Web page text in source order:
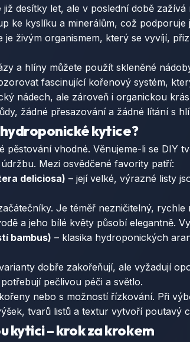
desítky let, ale v poslední době
ke kyslíku a minerálům, což
živým organismem, který se vyvíjí,
a hlíny můžete použít skleněné
fascinující kořenový systém,
nádech, ale zároveň i organickou
žádné přesazování a žádné lítání s
kytice?
vhodné. Věnujeme-li se DIY
Mezi osvědčené favority patří:
deliciosa) – její velké, výrazné listy
Je téměř nezničitelný,
a jeho bílé květy působí elegantně.
bambus) – klasika hydroponických
dobře zakořeňují, ale vyžadují
pečlivou péči a světlo.
nebo s možností řízkování. Při
tvarů listů a textur vytvoří poutavý
kytici – krok za krokem